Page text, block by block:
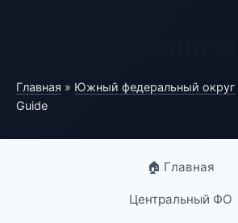
Главная » Южный федеральный округ
Guide
🏠 Главная
Центральный ФО